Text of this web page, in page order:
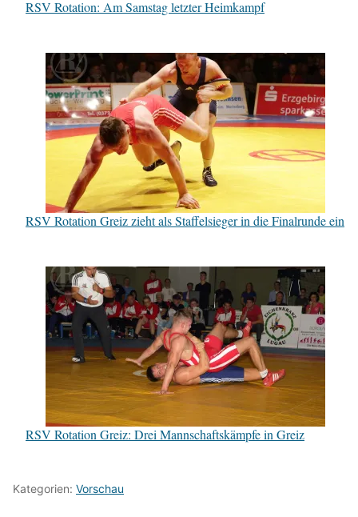
RSV Rotation: Am Samstag letzter Heimkampf
RSV Rotation Greiz zieht als Staffelsieger in die Finalrunde ein
RSV Rotation Greiz: Drei Mannschaftskämpfe in Greiz
Kategorien: Vorschau